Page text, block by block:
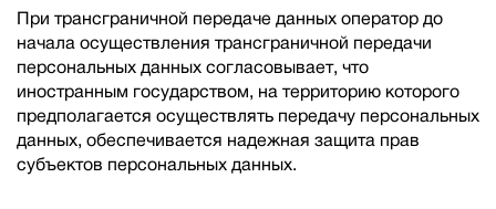
При трансграничной передаче данных оператор до
начала осуществления трансграничной передачи
персональных данных согласовывает, что
иностранным государством, на территорию которого
предполагается осуществлять передачу персональных
данных, обеспечивается надежная защита прав
субъектов персональных данных.